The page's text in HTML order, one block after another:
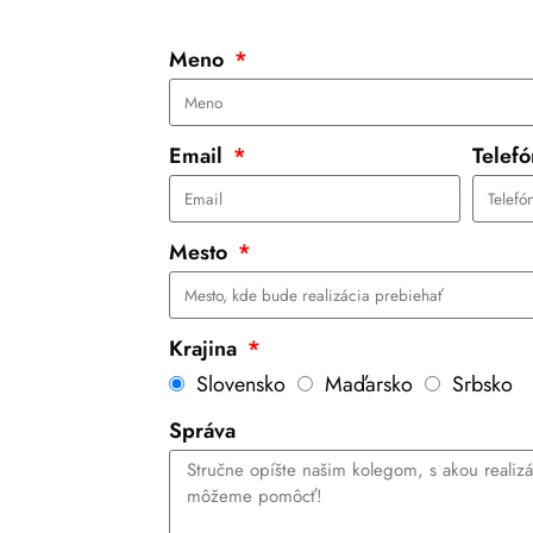
Meno
Email
Mesto
Krajina
Slovensko
Maďarsko
Srbsko
Správa